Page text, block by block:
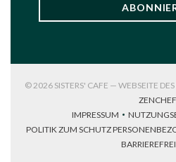
© 2026 SISTERS' CAFE — WEBSEITE
ZENCHEF
IMPRESSUM
((ÖFFNET EIN
POLITIK ZUM SCHUTZ
((ÖFFNET